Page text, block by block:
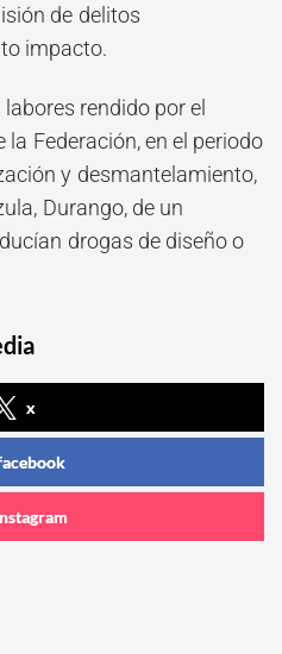
de delitos
impacto.
rendido por el
la Federación, en el periodo
y desmantelamiento,
Durango, de un
drogas de diseño o
x